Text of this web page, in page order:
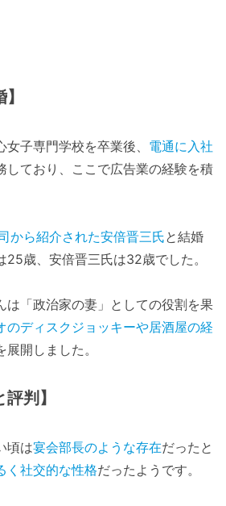
子専門学校を卒業後、 電通に入社
しており、ここで広告業の経験を積
から紹介された安倍晋三氏と結婚
25歳、安倍晋三氏は32歳でした。
は「政治家の妻」としての役割を果
のディスクジョッキーや居酒屋の経
開しました。
判】
頃は宴会部長のような存在だったと
く社交的な性格だったようです。